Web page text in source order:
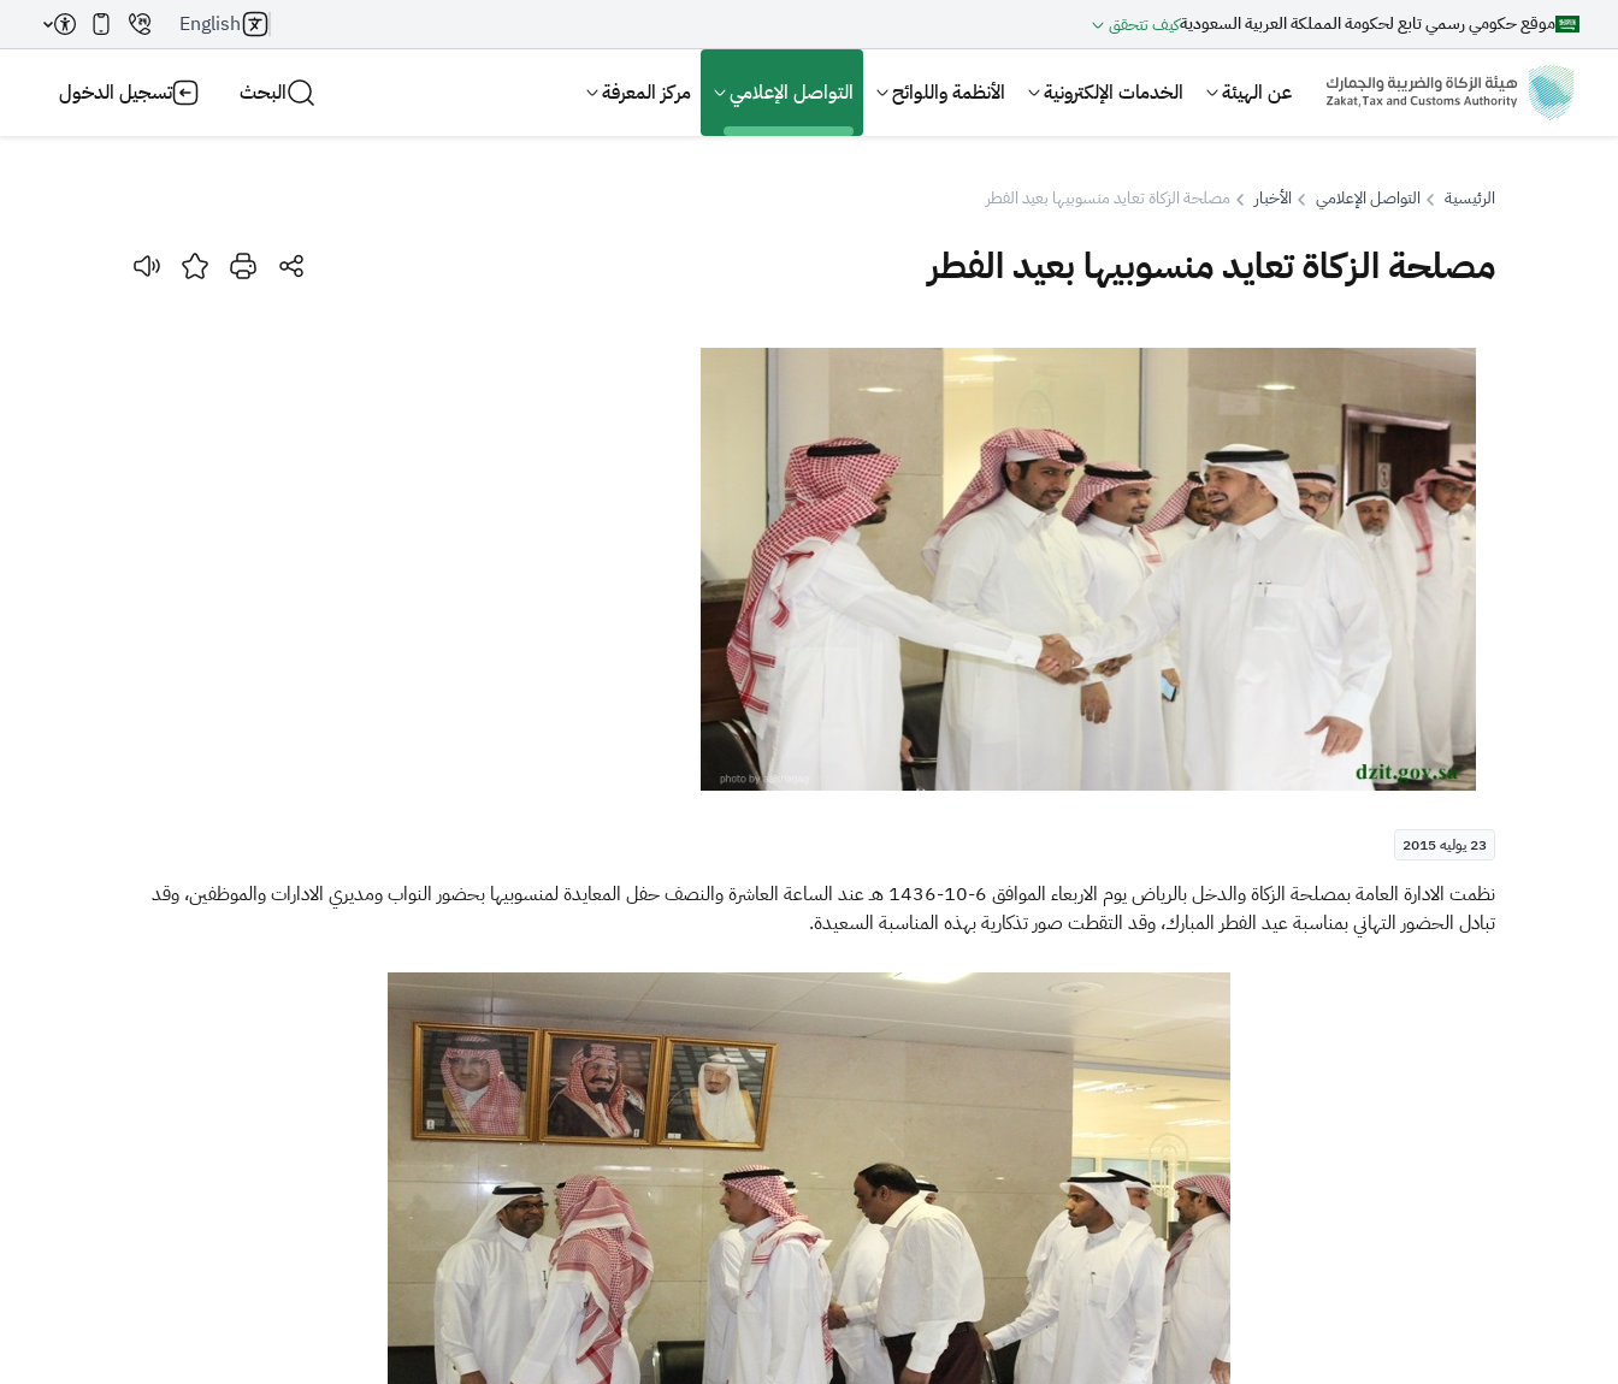
موقع حكومي رسمي تابع لحكومة المملكة العربية السعوديةكيف تتحقق English
عن الهيئة الخدمات الإلكترونية الأنظمة واللوائح التواصل الإعلامي مركز المعرفة البحث تسجيل الدخول
بحث
الزكاة الجمارك ضريبة القيمة المضافة الإقرار الضريبي التصرفات العقارية
الرئيسية التواصل الإعلامي الأخبار مصلحة الزكاة تعايد منسوبيها بعيد الفطر
مصلحة الزكاة تعايد منسوبيها بعيد الفطر
23 يوليه 2015
​​​نظمت الادارة العامة بمصلحة الزكاة والدخل بالرياض يوم الاربعاء الموافق 6-10-1436 هـ عند الساعة العاشرة والنصف حفل المعايدة لمنسوبيها بحضور النواب ومديري الادارات والموظفين، وقد
تبادل الحضور التهاني بمناسبة عيد الفطر المبارك، وقد التقطت صور تذكارية بهذه المناسبة السعيدة.